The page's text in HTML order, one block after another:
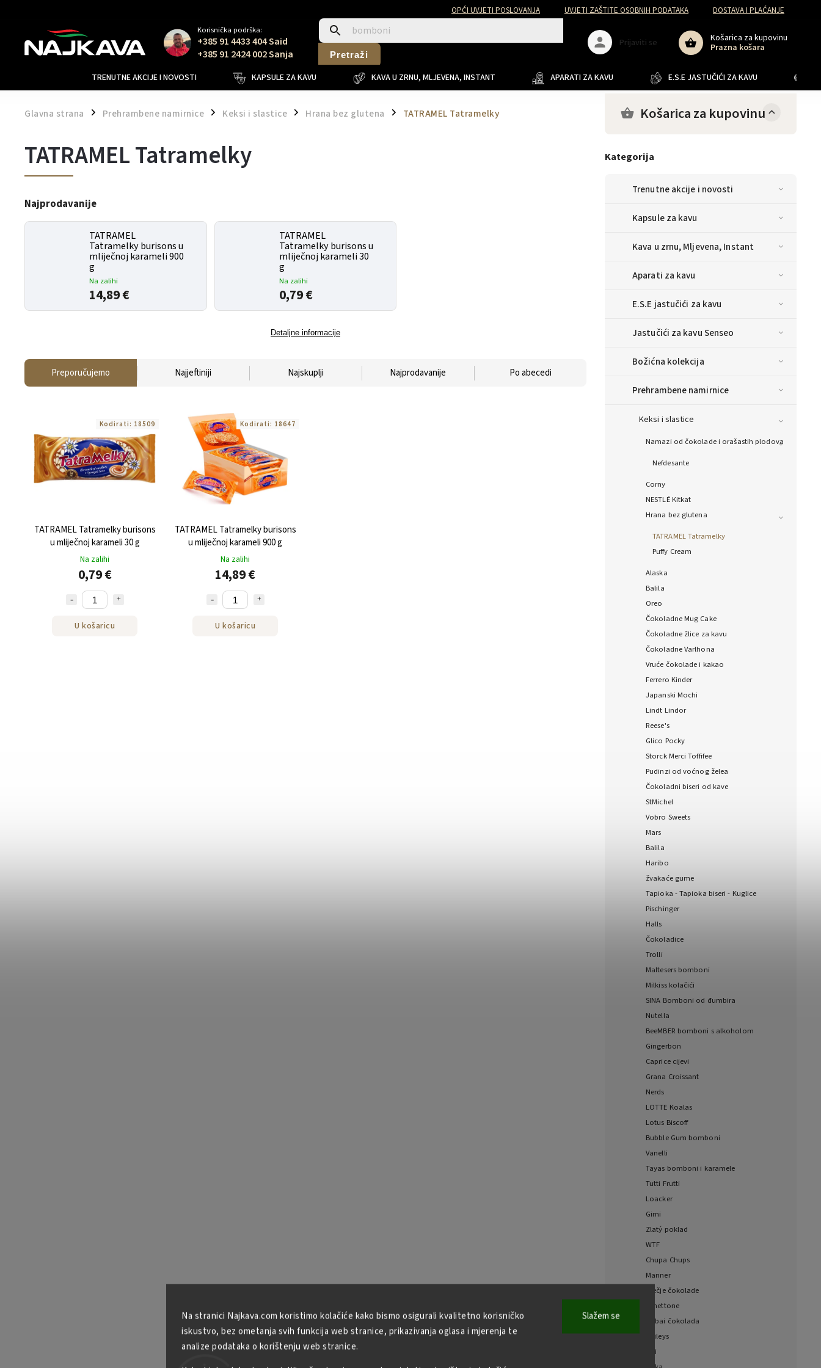
Na stranici Najkava.com koristimo kolačiće kako bismo osigurali kvalitetno korisničko
iskustvo, bez ometanja svih funkcija web stranice, prikazivanja oglasa i mjerenja te
analize podataka o korištenju web stranice.
Slažem se
OPĆI UVJETI POSLOVANJA UVJETI ZAŠTITE OSOBNIH PODATAKA
DOSTAVA I PLAĆANJE
Korisnička podrška:
+385 91 4433 404 Said
+385 91 2424 002 Sanja
Pretraži
Košarica za kupovinu
Prazna košara
Prijaviti se
TRENUTNE AKCIJE I NOVOSTI KAPSULE ZA KAVU KAVA U ZRNU, MLJEVENA, INSTANT APARATI ZA KAVU E.S.E JASTUČIĆI ZA KAVU
Glavna strana / Prehrambene namirnice / Keksi i slastice / Hrana bez glutena / TATRAMEL Tatramelky Košarica za kupovinu
Kategorija
Trenutne akcije i novosti
Kapsule za kavu
Kava u zrnu, Mljevena, Instant
Aparati za kavu
E.S.E jastučići za kavu
Jastučići za kavu Senseo
Božićna kolekcija
Prehrambene namirnice
Keksi i slastice
Namazi od čokolade i orašastih plodova
Nefdesante
Corny
NESTLÉ Kitkat
Hrana bez glutena
TATRAMEL Tatramelky
Puffy Cream
Alaska
Balila
Oreo
Čokoladne Mug Cake
Čokoladne žlice za kavu
Čokoladne Varlhona
Vruće čokolade i kakao
Ferrero Kinder
Japanski Mochi
Lindt Lindor
Reese's
Glico Pocky
Storck Merci Toffifee
Pudinzi od voćnog želea
Čokoladni biseri od kave
StMichel
Vobro Sweets
Mars
Balila
Haribo
žvakaće gume
Tapioka - Tapioka biseri - Kuglice
Pischinger
Halls
Čokoladice
Trolli
Maltesers bomboni
Milkiss kolačići
SINA Bomboni od đumbira
Nutella
BeeMBER bomboni s alkoholom
Gingerbon
Caprice cijevi
Grana Croissant
Nerds
LOTTE Koalas
Lotus Biscoff
Bubble Gum bomboni
Vanelli
Tayas bomboni i karamele
Tutti Frutti
Loacker
Gimi
Zlatý poklad
WTF
Chupa Chups
Manner
Dječje čokolade
Panettone
Dubai čokolada
Baileys
Fizi
TATRAMEL Tatramelky
Najprodavanije
TATRAMEL
Tatramelky burisons u
mliječnoj karameli 900
g
Na zalihi
14,89 €
TATRAMEL
Tatramelky burisons u
mliječnoj karameli 30
g
Na zalihi
0,79 €
Detaljne informacije
Preporučujemo Najjeftiniji Najskuplji Najprodavanije Po abecedi
TATRAMEL Tatramelky burisons
u mliječnoj karameli 30 g
Na zalihi
0,79 €
U košaricu
Kodirati: 18509
TATRAMEL Tatramelky burisons
u mliječnoj karameli 900 g
Na zalihi
14,89 €
U košaricu
Kodirati: 18647